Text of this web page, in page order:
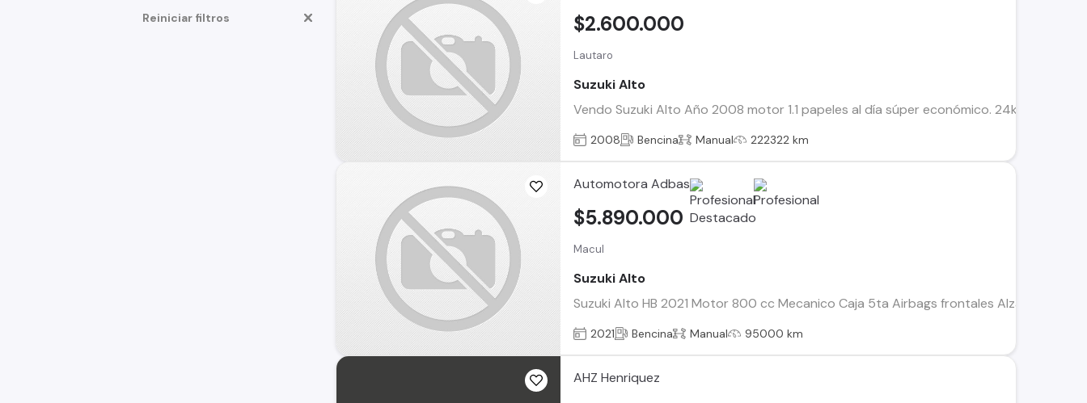
Reiniciar filtros
Lautaro
Suzuki Alto
Vendo Suzuki Alto Año 2008 motor 1.1 papeles al día súper económico. 24k en
$2.600.000
2008 Bencina Manual 222322 km
Automotora Adbas
Macul
Suzuki Alto
Suzuki Alto HB 2021 Motor 800 cc Mecanico Caja 5ta Airbags frontales Alzavidrios
$5.890.000
2021 Bencina Manual 95000 km
AHZ Henriquez